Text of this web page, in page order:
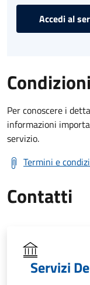
Accedi al
Per conoscere i
informazioni
servizio.
Termini e
Contatti
Servizi